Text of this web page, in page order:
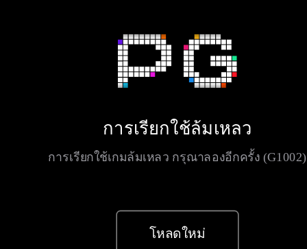
การเรียกใช้ล้มเหลว
การเรียกใช้เกมล้มเหลว กรุณาลองอีกครั้ง (G1002)
โหลดใหม่